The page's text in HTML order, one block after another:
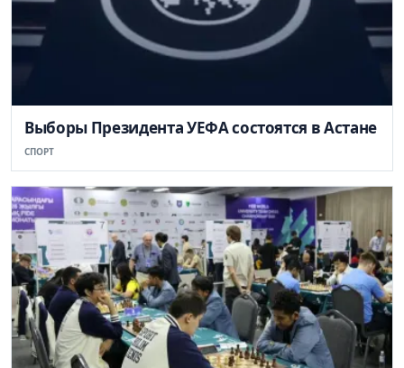
Выборы Президента УЕФА состоятся в Астане
СПОРТ